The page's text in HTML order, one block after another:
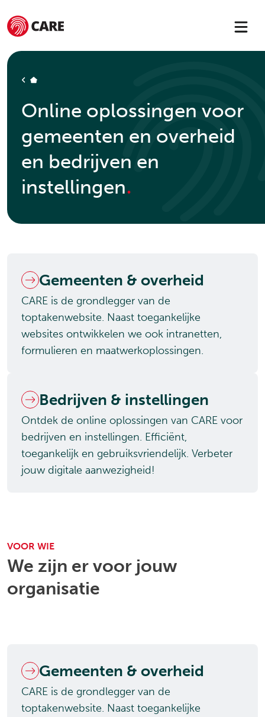
HOME
Online oplossingen voor
gemeenten en overheid
en bedrijven en
instellingen.
Gemeenten & overheid
CARE is de grondlegger van de
toptakenwebsite. Naast toegankelijke
websites ontwikkelen we ook intranetten,
formulieren en maatwerkoplossingen.
Bedrijven & instellingen
Ontdek de online oplossingen van CARE voor
bedrijven en instellingen. Efficiënt,
toegankelijk en gebruiksvriendelijk. Verbeter
jouw digitale aanwezigheid!
VOOR WIE
We zijn er voor jouw
organisatie
Gemeenten & overheid
CARE is de grondlegger van de
toptakenwebsite. Naast toegankelijke